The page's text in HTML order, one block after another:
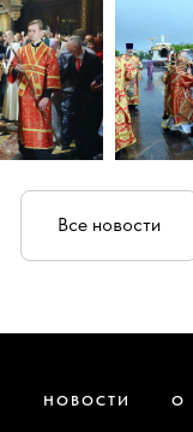
Все новости
НОВОСТИ О